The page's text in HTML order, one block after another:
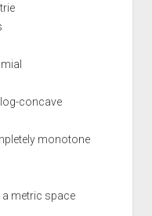
concave
monotone
metric space